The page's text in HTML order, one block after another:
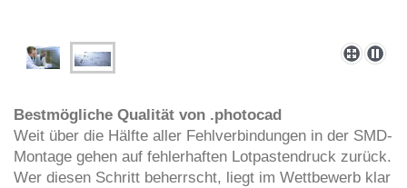
Bestmögliche Qualität von .photocad
Weit über die Hälfte aller Fehlverbindungen in der SMD-
Montage gehen auf fehlerhaften Lotpastendruck zurück.
Wer diesen Schritt beherrscht, liegt im Wettbewerb klar